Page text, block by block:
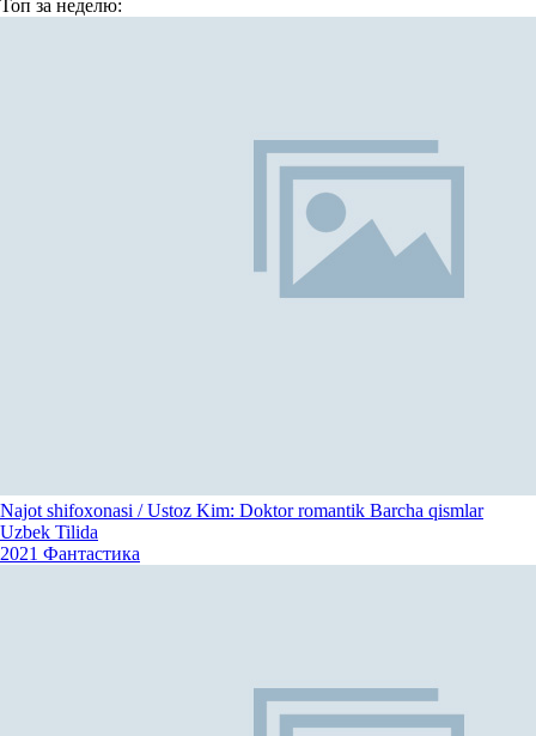
Топ за неделю:
Najot shifoxonasi / Ustoz Kim: Doktor romantik Barcha qismlar
Uzbek Tilida
2021 Фантастика